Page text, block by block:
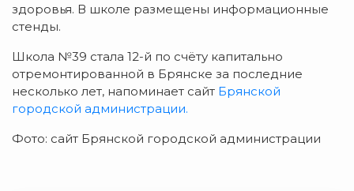
здоровья. В школе размещены информационные
стенды.
Школа №39 стала 12-й по счёту капитально
отремонтированной в Брянске за последние
несколько лет, напоминает сайт Брянской
городской администрации.
Фото: сайт Брянской городской администрации